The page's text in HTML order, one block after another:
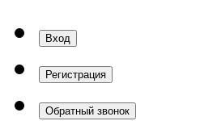
Вход
Регистрация
Обратный звонок